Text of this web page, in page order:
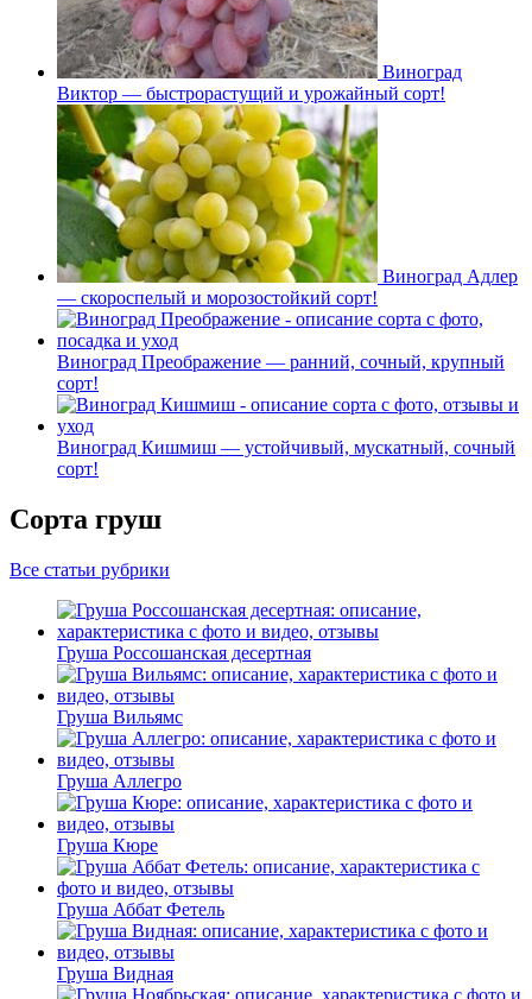
Виноград
Виктор — быстрорастущий и урожайный сорт!
Виноград Адлер
— скороспелый и морозостойкий сорт!
Виноград Преображение — ранний, сочный, крупный
сорт!
Виноград Кишмиш — устойчивый, мускатный, сочный
сорт!
Сорта груш
Все статьи рубрики
Груша Россошанская десертная
Груша Вильямс
Груша Аллегро
Груша Кюре
Груша Аббат Фетель
Груша Видная